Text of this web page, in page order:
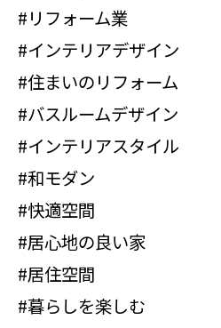
#リフォーム業
#インテリアデザイン
#住まいのリフォーム
#バスルームデザイン
#インテリアスタイル
#和モダン
#快適空間
#居心地の良い家
#居住空間
#暮らしを楽しむ